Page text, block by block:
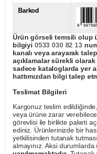
Barkod
Ürün görseli temsili olup
bilgiyi 0533 030 82 13
kanalı veya arayarak
açıklamalar sürekli
sadece kataloglarda yer
hattımızdan bilgi talep
Teslimat Bilgileri
Kargonuz teslim
veya ürüne zarar
görevlisi ile birlikte paketi
ediniz. Ürünlerinizde bir
yetkilisinden tutanak
almayınız. Aksi durumlarda